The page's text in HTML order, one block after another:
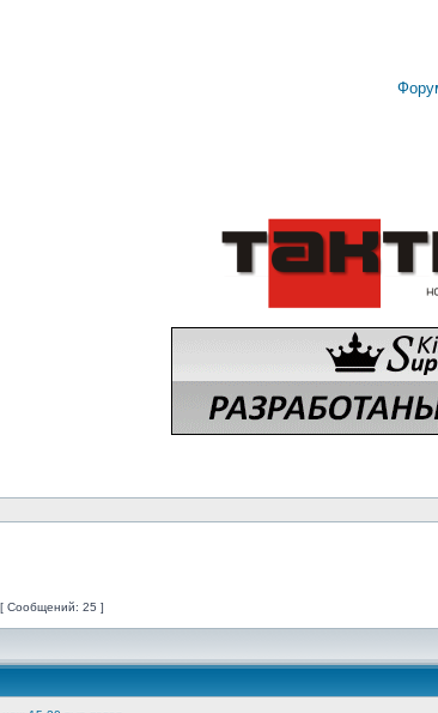
[ Сообщений: 25 ]